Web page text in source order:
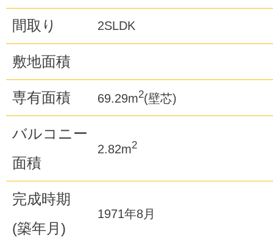
間取り 2SLDK
敷地面積
専有面積 69.29m2(壁芯)
バルコニー
面積
2.82m2
完成時期
(築年月)
1971年8月